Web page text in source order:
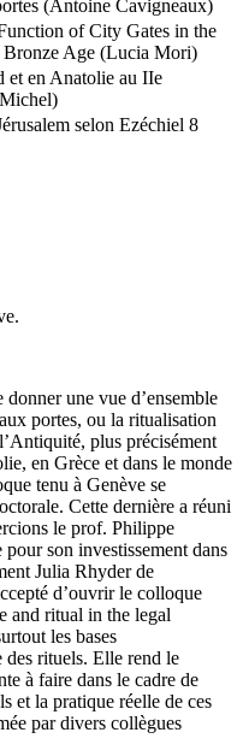
(Antoine Cavigneaux)
of City Gates in the
Age (Lucia Mori)
et en Anatolie au IIe
selon Ezéchiel 8
une vue d’ensemble
portes, ou la ritualisation
plus précisément
en Grèce et dans le monde
tenu à Genève se
Cette dernière a réuni
le prof. Philippe
son investissement dans
Julia Rhyder de
d’ouvrir le colloque
and ritual in the legal
les bases
des rituels. Elle rend le
à faire dans le cadre de
et la pratique réelle de ces
par divers collègues